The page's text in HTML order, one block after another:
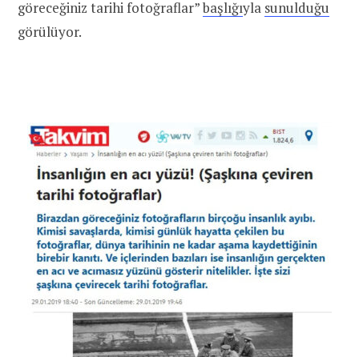
göreceğiniz tarihi fotoğraflar”başlığıyla sunulduğu
görülüyor.